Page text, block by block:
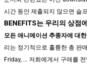
시간 동안 제출되지 않으면 슬
BENEFITS는 우리의 상점
모든 애니메이션 추종자에 대
리는 정기적으로 훌륭한 총 판
Friday, ... 저희에게서 구매를